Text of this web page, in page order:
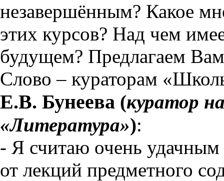
незавершённым? Какое
этих курсов? Над чем
будущем? Предлагаем
Слово – кураторам
Е.В. Бунеева (куратор
«Литература»):
- Я считаю очень
от лекций предметного